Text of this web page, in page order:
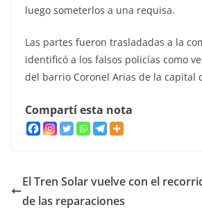
luego someterlos a una requisa.
Las partes fueron trasladadas a la
identificó a los falsos policías como
del barrio Coronel Arias de la capital
Compartí esta nota
El Tren Solar vuelve con el
de las reparaciones